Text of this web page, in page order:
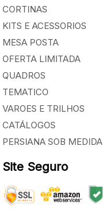
CORTINAS
KITS E ACESSORIOS
MESA POSTA
OFERTA LIMITADA
QUADROS
TEMATICO
VAROES E TRILHOS
CATÁLOGOS
PERSIANA SOB MEDIDA
Site Seguro